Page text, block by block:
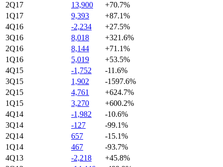
2Q17
13,900
+70.7%
1Q17
9,393
+87.1%
4Q16
-2,234
+27.5%
3Q16
8,018
+321.6%
2Q16
8,144
+71.1%
1Q16
5,019
+53.5%
4Q15
-1,752
-11.6%
3Q15
1,902
-1597.6%
2Q15
4,761
+624.7%
1Q15
3,270
+600.2%
4Q14
-1,982
-10.6%
3Q14
-127
-99.1%
2Q14
657
-15.1%
1Q14
467
-93.7%
4Q13
-2,218
+45.8%